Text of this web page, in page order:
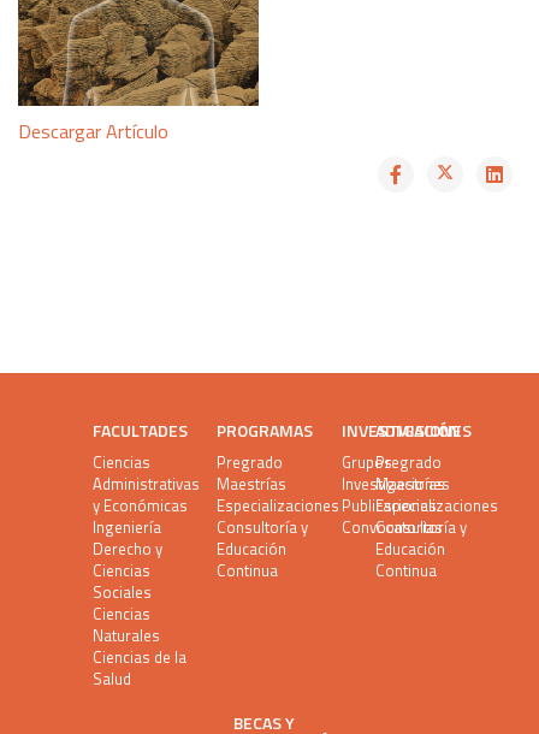
Descargar Artículo
FACULTADES
Ciencias
Administrativas
y Económicas
Ingeniería
Derecho y
Ciencias
Sociales
Ciencias
Naturales
Ciencias de la
Salud
PROGRAMAS
Pregrado
Maestrías
Especializaciones
Consultoría y
Educación
Continua
INVESTIGACIÓN
Grupos
Investigaciones
Publicaciones
Convocatorias
ADMISIONES
Pregrado
Maestrías
Especializaciones
Consultoría y
Educación
Continua
BECAS Y